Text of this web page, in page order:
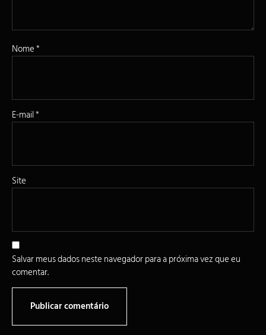
Nome*
E-mail*
Site
Salvar meus dados neste navegador para a próxima vez que eu
comentar.